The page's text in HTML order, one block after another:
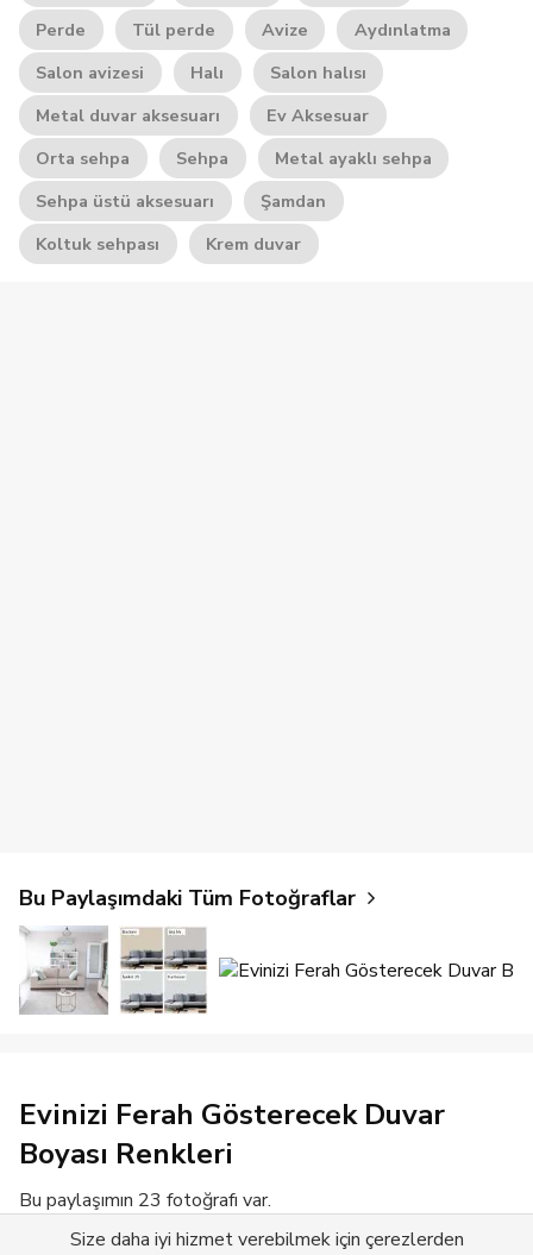
Perde
Tül perde Avize
Aydınlatma
Salon avizesi
Halı
Salon halısı
Metal duvar aksesuarı
Ev Aksesuar
Orta sehpa
Sehpa
Metal ayaklı sehpa
Sehpa üstü aksesuarı
Şamdan
Koltuk sehpası
Krem duvar
Bu Paylaşımdaki Tüm Fotoğraflar
Evinizi Ferah Gösterecek Duvar
Boyası Renkleri
Bu paylaşımın 23 fotoğrafı var.
Devamını Gör
Size daha iyi hizmet verebilmek için çerezlerden